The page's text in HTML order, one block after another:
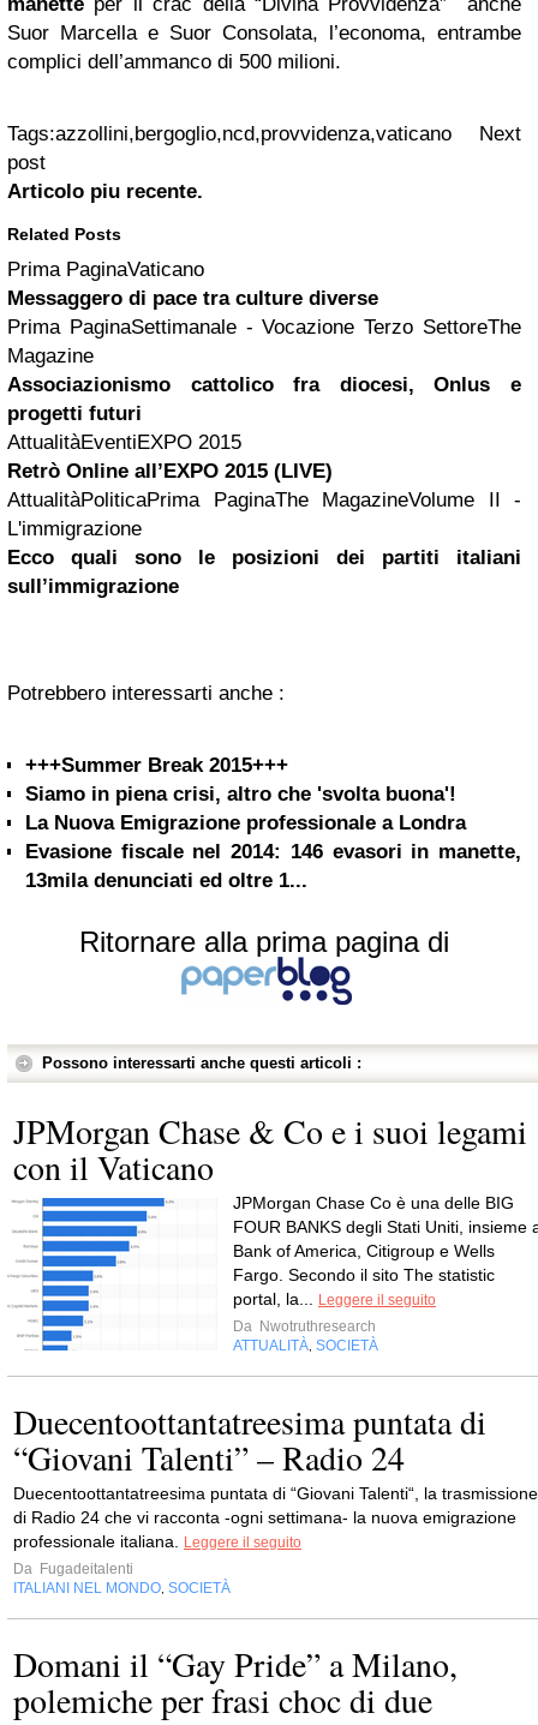
Suor Marcella e Suor Consolata, l’economa, entrambe
complici dell’ammanco di 500 milioni.
Tags:azzollini,bergoglio,ncd,provvidenza,vaticano Next
post
Articolo piu recente.
Related Posts
Prima PaginaVaticano
Messaggero di pace tra culture diverse
Prima PaginaSettimanale - Vocazione Terzo SettoreThe
Magazine
Associazionismo cattolico fra diocesi, Onlus e
progetti futuri
AttualitàEventiEXPO 2015
Retrò Online all’EXPO 2015 (LIVE)
AttualitàPoliticaPrima PaginaThe MagazineVolume II -
L'immigrazione
Ecco quali sono le posizioni dei partiti italiani
sull’immigrazione
Potrebbero interessarti anche :
+++Summer Break 2015+++
Siamo in piena crisi, altro che 'svolta buona'!
La Nuova Emigrazione professionale a Londra
Evasione fiscale nel 2014: 146 evasori in manette,
13mila denunciati ed oltre 1...
Ritornare alla prima pagina di
Possono interessarti anche questi articoli :
JPMorgan Chase & Co e i suoi legami
con il Vaticano
JPMorgan Chase Co è una delle BIG
FOUR BANKS degli Stati Uniti, insieme
Bank of America, Citigroup e Wells
Fargo. Secondo il sito The statistic
portal, la...
Leggere il seguito
Da Nwotruthresearch
ATTUALITÀ SOCIETÀ
Duecentoottantatreesima puntata di
“Giovani Talenti” – Radio 24
Duecentoottantatreesima puntata di “Giovani Talenti“, la trasmissione
di Radio 24 che vi racconta -ogni settimana- la nuova emigrazione
professionale italiana.
Leggere il seguito
Da Fugadeitalenti
ITALIANI NEL MONDO SOCIETÀ
Domani il “Gay Pride” a Milano,
polemiche per frasi choc di due